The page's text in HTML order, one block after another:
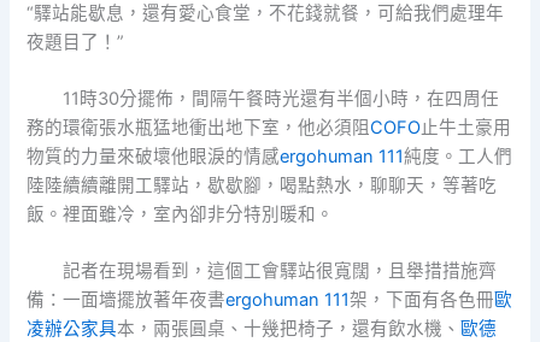
“驛站能歇息，還有愛心食堂，不花錢就餐，可給我們處理年
夜題目了！”
11時30分擺佈，間隔午餐時光還有半個小時，在四周任
務的環衛張水瓶猛地衝出地下室，他必須阻COFO止牛土豪用
物質的力量來破壞他眼淚的情感ergohuman 111純度。工人們
陸陸續續離開工驛站，歇歇腳，喝點熱水，聊聊天，等著吃
飯。裡面雖冷，室內卻非分特別暖和。
記者在現場看到，這個工會驛站很寬闊，且舉措措施齊
備：一面墻擺放著年夜書ergohuman 111架，下面有各色冊歐
凌辦公家具本，兩張圓桌、十幾把椅子，還有飲水機、歐德